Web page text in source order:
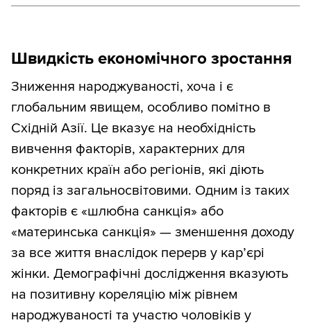
Швидкість економічного зростання
Зниження народжуваності, хоча і є
глобальним явищем, особливо помітно в
Східній Азії. Це вказує на необхідність
вивчення факторів, характерних для
конкретних країн або регіонів, які діють
поряд із загальносвітовими. Одним із таких
факторів є «шлюбна санкція» або
«материнська санкція» — зменшення доходу
за все життя внаслідок перерв у кар’єрі
жінки. Демографічні дослідження вказують
на позитивну кореляцію між рівнем
народжуваності та участю чоловіків у